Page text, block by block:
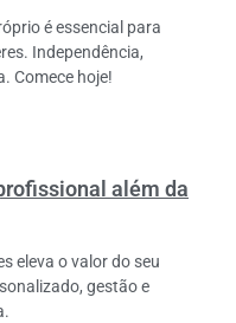
é essencial para
Independência,
Comece hoje!
além da
eleva o valor do seu
gestão e